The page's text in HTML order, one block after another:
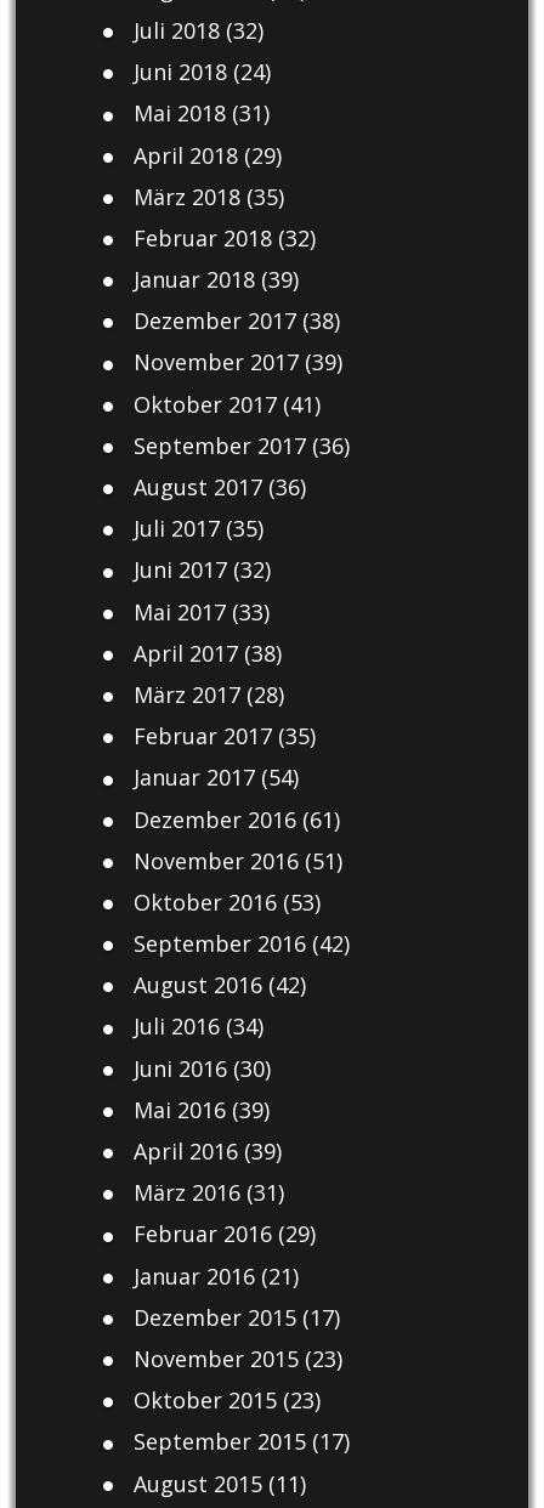
Juli 2018(32)
Juni 2018(24)
Mai 2018(31)
April 2018(29)
März 2018(35)
Februar 2018(32)
Januar 2018(39)
Dezember 2017(38)
November 2017(39)
Oktober 2017(41)
September 2017(36)
August 2017(36)
Juli 2017(35)
Juni 2017(32)
Mai 2017(33)
April 2017(38)
März 2017(28)
Februar 2017(35)
Januar 2017(54)
Dezember 2016(61)
November 2016(51)
Oktober 2016(53)
September 2016(42)
August 2016(42)
Juli 2016(34)
Juni 2016(30)
Mai 2016(39)
April 2016(39)
März 2016(31)
Februar 2016(29)
Januar 2016(21)
Dezember 2015(17)
November 2015(23)
Oktober 2015(23)
September 2015(17)
August 2015(11)